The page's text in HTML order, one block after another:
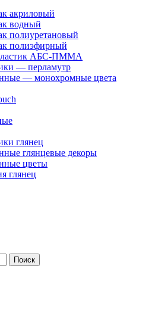
акриловый
водный
полиуретановый
полиэфирный
АБС-ПММА
— перламутр
— монохромные цвета
глянец
глянцевые декоры
цветы
глянец
Поиск